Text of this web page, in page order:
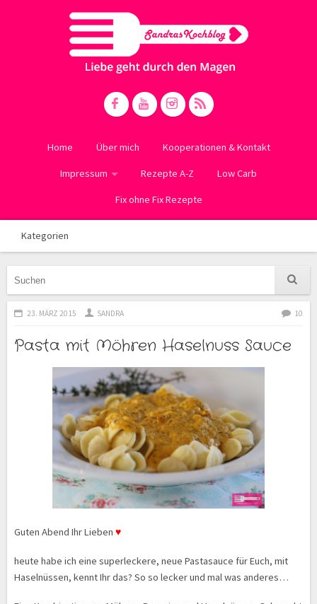
Home Über mich Kooperationen & Kontakt
Impressum Rezepte A-Z Low Carb
Fix ohne Fix Rezepte
Kategorien
23. MÄRZ 2015 SANDRA 10
Pasta mit Möhren Haselnuss Sauce
Guten Abend Ihr Lieben ♥
heute habe ich eine superleckere, neue Pastasauce für Euch, mit
Haselnüssen, kennt Ihr das? So so lecker und mal was anderes…